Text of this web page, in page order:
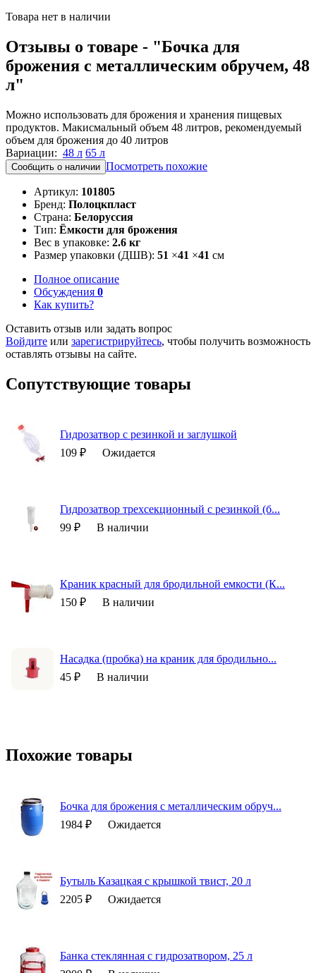
Товара нет в наличии
Отзывы о товаре - "Бочка для
брожения с металлическим обручем, 48
л"
Можно использовать для брожения и хранения пищевых
продуктов. Макисмальный объем 48 литров, рекомендуемый
объем для брожения до 40 литров
Вариации: 48 л 65 л
Сообщить о наличии Посмотреть похожие
Артикул: 101805
Бренд: Полоцкпласт
Страна: Белоруссия
Тип: Ёмкости для брожения
Вес в упаковке: 2.6 кг
Размер упаковки (ДШВ): 51 ×41 ×41 см
Полное описание
Обсуждения 0
Как купить?
Оставить отзыв или задать вопрос
Войдите или зарегистрируйтесь, чтобы получить возможность
оставлять отзывы на сайте.
Сопутствующие товары
Гидрозатвор с резинкой и заглушкой
109 ₽
Ожидается
Гидрозатвор трехсекционный с резинкой (б...
99 ₽
В наличии
Краник красный для бродильной емкости (К...
150 ₽
В наличии
Насадка (пробка) на краник для бродильно...
45 ₽
В наличии
Похожие товары
Бочка для брожения с металлическим обруч...
1984 ₽
Ожидается
Бутыль Казацкая с крышкой твист, 20 л
2205 ₽
Ожидается
Банка стеклянная с гидрозатвором, 25 л